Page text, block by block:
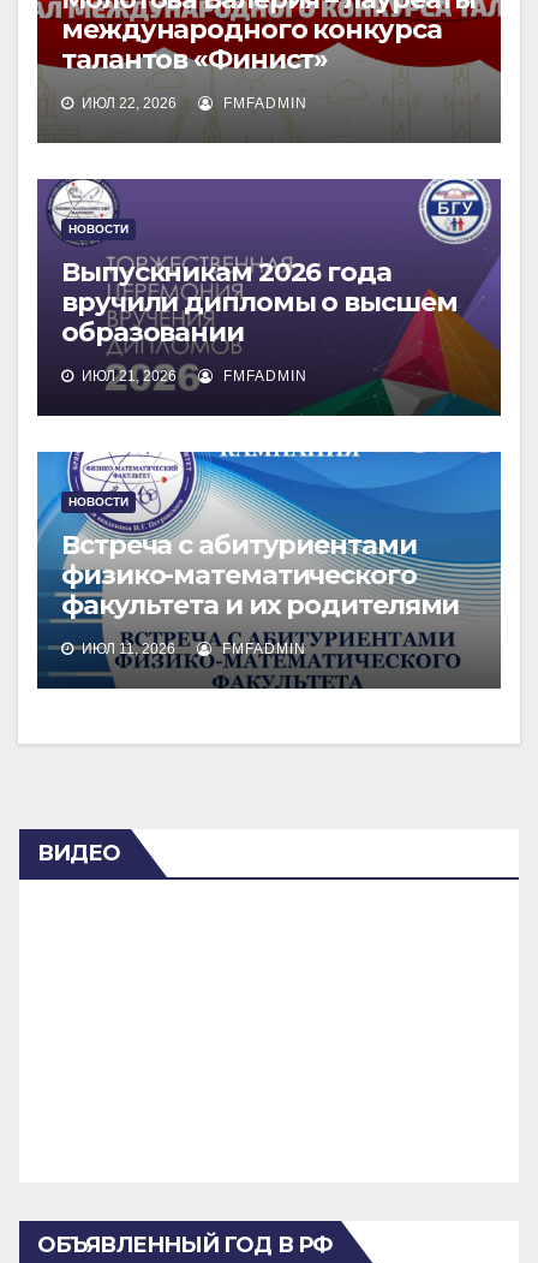
международного конкурса
талантов «Финист»
ИЮЛ 22, 2026 FMFADMIN
НОВОСТИ
Выпускникам 2026 года
вручили дипломы о высшем
образовании
ИЮЛ 21, 2026 FMFADMIN
НОВОСТИ
Встреча с абитуриентами
физико-математического
факультета и их родителями
ИЮЛ 11, 2026 FMFADMIN
ВИДЕО
ОБЪЯВЛЕННЫЙ ГОД В РФ